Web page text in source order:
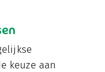
keuze aan